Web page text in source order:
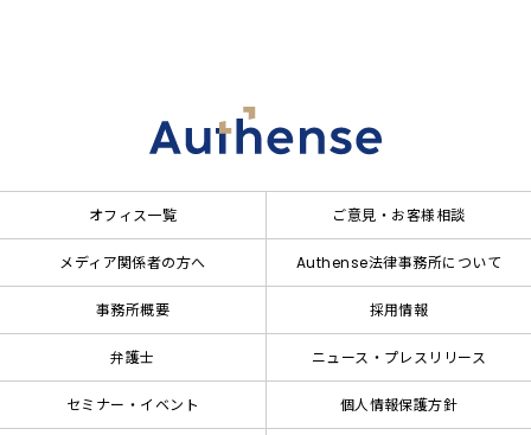
オフィス一覧 ご意見・お客様相談
メディア関係者の方へ Authense法律事務所について
事務所概要 採用情報
弁護士 ニュース・プレスリリース
セミナー・イベント 個人情報保護方針